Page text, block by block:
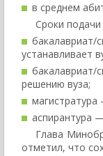
в среднем
Сроки подачи
бакалавриат/
устанавливает
решению вуза;
магистратура
аспирантура
Глава
отметил, что